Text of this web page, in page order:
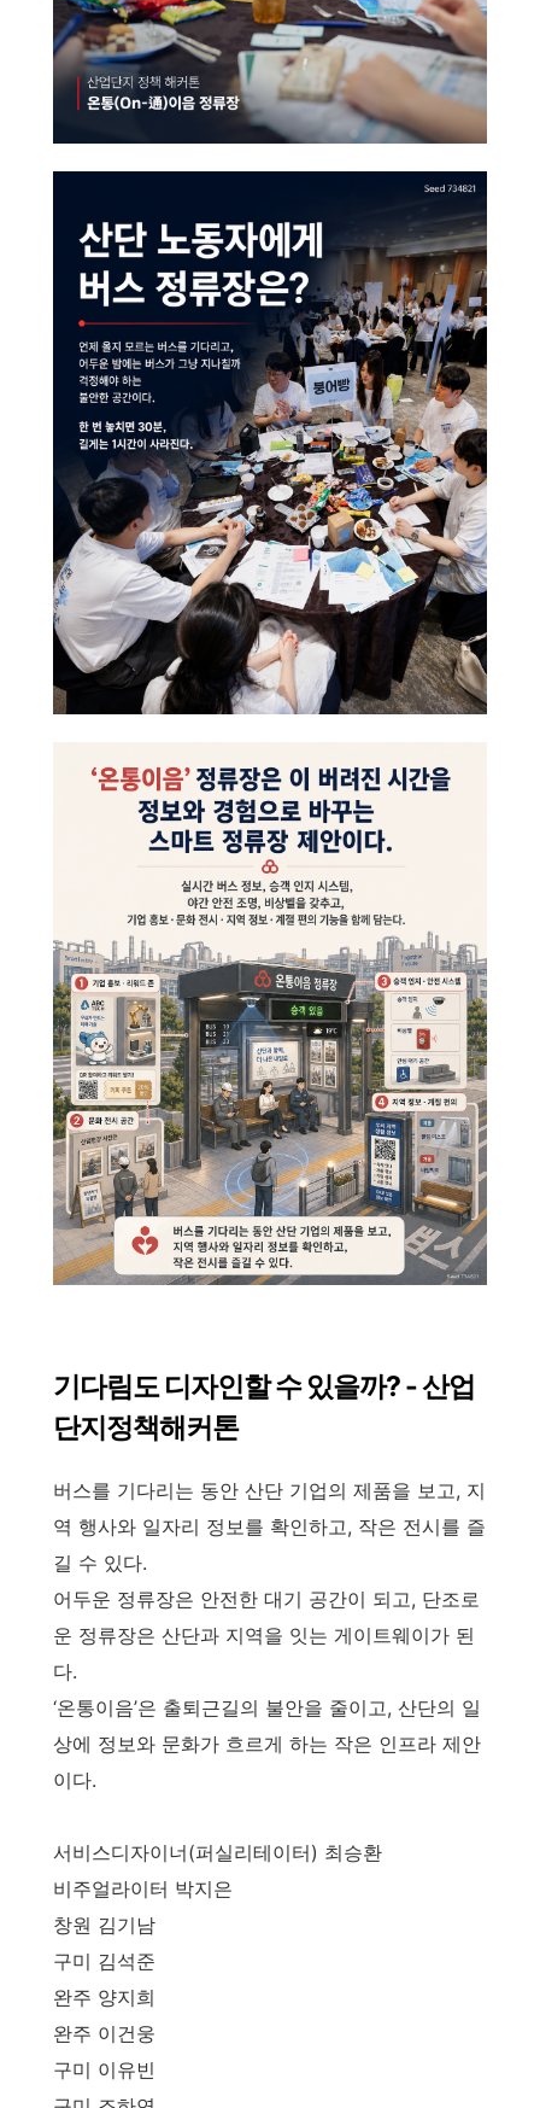
기다림도 디자인할 수 있을까? - 산업
단지정책해커톤
버스를 기다리는 동안 산단 기업의 제품을 보고, 지
역 행사와 일자리 정보를 확인하고, 작은 전시를 즐
길 수 있다.
어두운 정류장은 안전한 대기 공간이 되고, 단조로
운 정류장은 산단과 지역을 잇는 게이트웨이가 된
다.
‘온통이음’은 출퇴근길의 불안을 줄이고, 산단의 일
상에 정보와 문화가 흐르게 하는 작은 인프라 제안
이다.
서비스디자이너(퍼실리테이터) 최승환
비주얼라이터 박지은
창원 김기남
구미 김석준
완주 양지희
완주 이건웅
구미 이유빈